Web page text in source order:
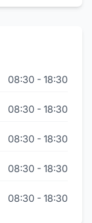
08:30 - 18:30
08:30 - 18:30
08:30 - 18:30
08:30 - 18:30
08:30 - 18:30